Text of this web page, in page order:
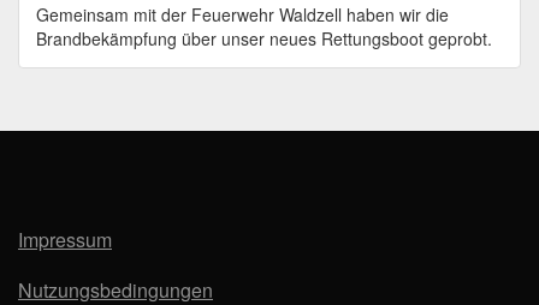
Gemeinsam mit der Feuerwehr Waldzell haben wir die
Brandbekämpfung über unser neues Rettungsboot geprobt.
Impressum
Nutzungsbedingungen